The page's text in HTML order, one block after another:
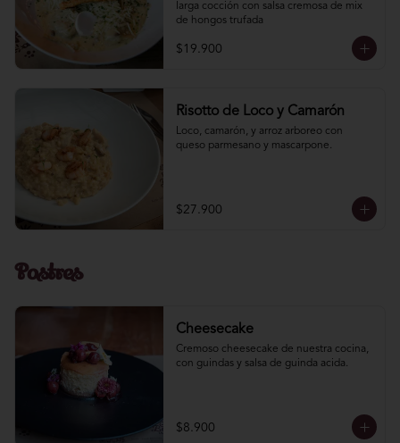
larga cocción con salsa cremosa de mix
de hongos trufada
$19.900
Risotto de Loco y Camarón
Loco, camarón, y arroz arboreo con
queso parmesano y mascarpone.
$27.900
Postres
Cheesecake
Cremoso cheesecake de nuestra cocina,
con guindas y salsa de guinda acida.
$8.900